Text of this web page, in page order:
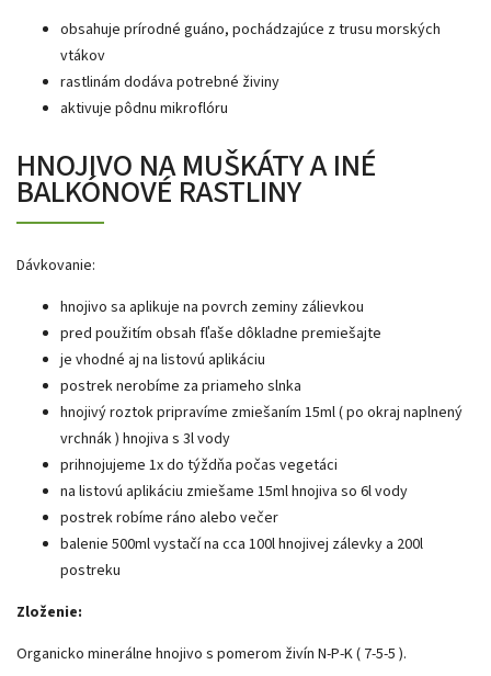
obsahuje prírodné guáno, pochádzajúce z trusu morských
vtákov
rastlinám dodáva potrebné živiny
aktivuje pôdnu mikroflóru
HNOJIVO NA MUŠKÁTY A INÉ
BALKÓNOVÉ RASTLINY
Dávkovanie:
hnojivo sa aplikuje na povrch zeminy zálievkou
pred použitím obsah fľaše dôkladne premiešajte
je vhodné aj na listovú aplikáciu
postrek nerobíme za priameho slnka
hnojivý roztok pripravíme zmiešaním 15ml ( po okraj naplnený
vrchnák ) hnojiva s 3l vody
prihnojujeme 1x do týždňa počas vegetáci
na listovú aplikáciu zmiešame 15ml hnojiva so 6l vody
postrek robíme ráno alebo večer
balenie 500ml vystačí na cca 100l hnojivej zálevky a 200l
postreku
Zloženie:
Organicko minerálne hnojivo s pomerom živín N-P-K ( 7-5-5 ).